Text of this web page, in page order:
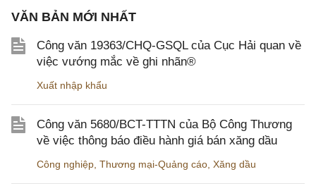
VĂN BẢN MỚI NHẤT
Công văn 19363/CHQ-GSQL của Cục Hải quan về
việc vướng mắc về ghi nhãn®
Xuất nhập khẩu
Công văn 5680/BCT-TTTN của Bộ Công Thương
về việc thông báo điều hành giá bán xăng dầu
Công nghiệp Thương mại-Quảng cáo Xăng dầu